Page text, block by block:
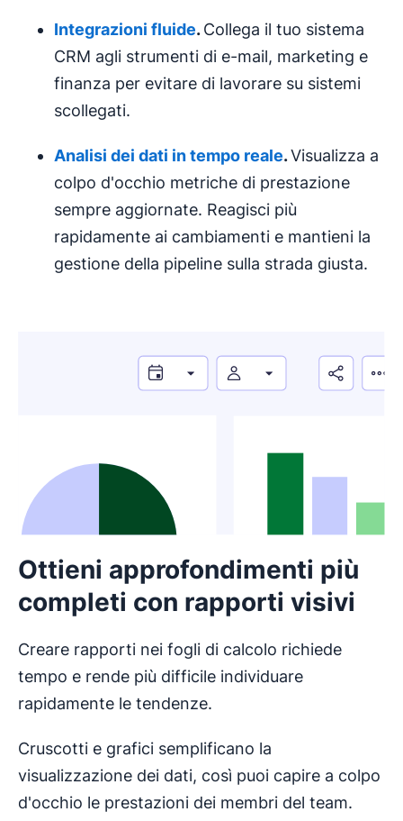
Integrazioni fluide.Collega il tuo sistema
CRM agli strumenti di e-mail, marketing e
finanza per evitare di lavorare su sistemi
scollegati.
Analisi dei dati in tempo reale.Visualizza a
colpo d'occhio metriche di prestazione
sempre aggiornate. Reagisci più
rapidamente ai cambiamenti e mantieni la
gestione della pipeline sulla strada giusta.
Ottieni approfondimenti più
completi con rapporti visivi
Creare rapporti nei fogli di calcolo richiede
tempo e rende più difficile individuare
rapidamente le tendenze.
Cruscotti e grafici semplificano la
visualizzazione dei dati, così puoi capire a colpo
d'occhio le prestazioni dei membri del team.